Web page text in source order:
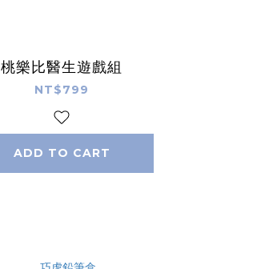
桃樂比醫生遊戲組
NT$799
ADD TO CART